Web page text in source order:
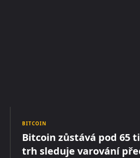
BITCOIN
Bitcoin zůstává pod 65
trh sleduje varování